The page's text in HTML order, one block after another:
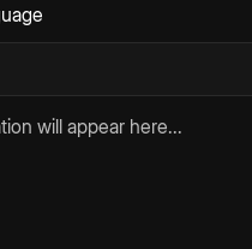
will appear here...